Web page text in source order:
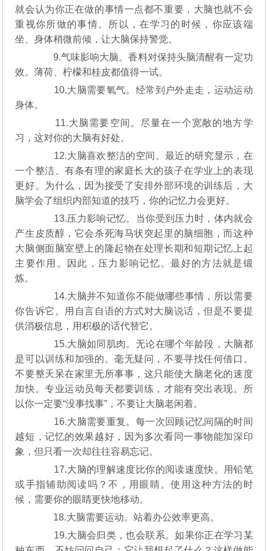
就会认为你正在做的事情一点都不重要，大脑也就不会
重视你所做的事情。所以，在学习的时候，你应该端
坐、身体稍微前倾，让大脑保持警觉。
9.气味影响大脑。香料对保持头脑清醒有一定功
效。薄荷、柠檬和桂皮都值得一试。
10.大脑需要氧气。经常到户外走走，运动运动
身体。
11.大脑需要空间。尽量在一个宽敞的地方学
习，这对你的大脑有好处。
12.大脑喜欢整洁的空间。最近的研究显示，在
一个整洁、有条有理的家庭长大的孩子在学业上的表现
更好。为什么，因为接受了安排外部环境的训练后，大
脑学会了组织内部知道的技巧，你的记忆力会更好。
13.压力影响记忆。当你受到压力时，体内就会
产生皮质醇，它会杀死海马状突起里的脑细胞，而这种
大脑侧面脑室壁上的隆起物在处理长期和短期记忆上起
主要作用。因此，压力影响记忆。最好的方法就是锻
炼。
14.大脑并不知道你不能做哪些事情，所以需要
你告诉它。用自言自语的方式对大脑说话，但是不要提
供消极信息，用积极的话代替它。
15.大脑如同肌肉。无论在哪个年龄段，大脑都
是可以训练和加强的。毫无疑问，不要寻找任何借口。
不要整天呆在家里无所事事，这只能使大脑老化的速度
加快。专业运动员每天都要训练，才能有突出表现。所
以你一定要“没事找事”，不要让大脑老闲着。
16.大脑需要重复。每一次回顾记忆间隔的时间
越短，记忆的效果越好，因为多次看同一事物能加深印
象，但只看一次却往往容易忘记。
17.大脑的理解速度比你的阅读速度快。用铅笔
或手指辅助阅读吗？不，用眼睛。使用这种方法的时
候，需要你的眼睛更快地移动。
18.大脑需要运动。站着办公效率更高。
19.大脑会归类，也会联系。如果你正在学习某